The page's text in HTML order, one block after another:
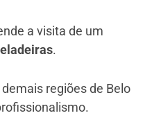
a visita de um
.
regiões de Belo